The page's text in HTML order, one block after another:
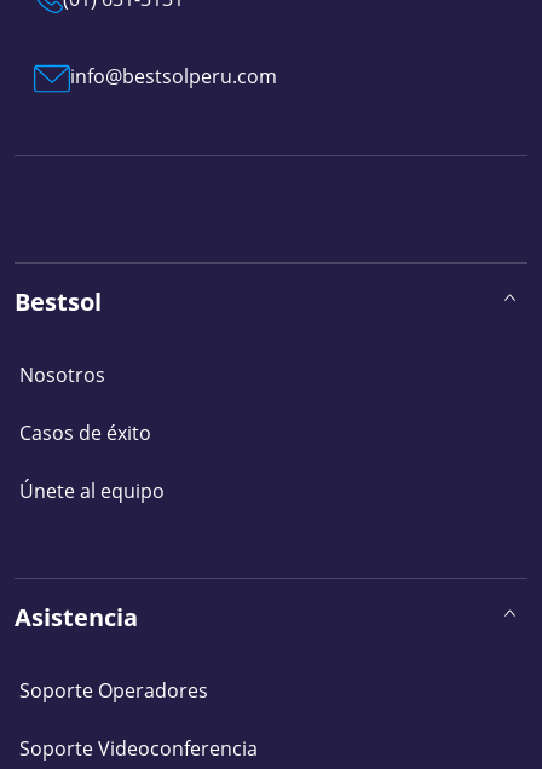
info@bestsolperu.com
Bestsol
Nosotros
Casos de éxito
Únete al equipo
Asistencia
Soporte Operadores
Soporte Videoconferencia